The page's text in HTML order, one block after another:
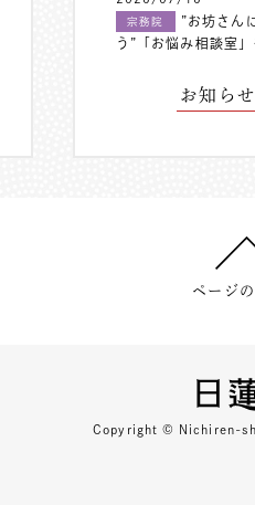
宗務院
”お坊さん
う”「お悩み相談室
お知ら
ページ
Copyright © Nichiren-